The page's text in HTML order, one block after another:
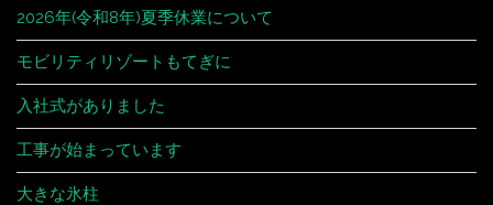
2026年(令和8年)夏季休業について
モビリティリゾートもてぎに
入社式がありました
工事が始まっています
大きな氷柱